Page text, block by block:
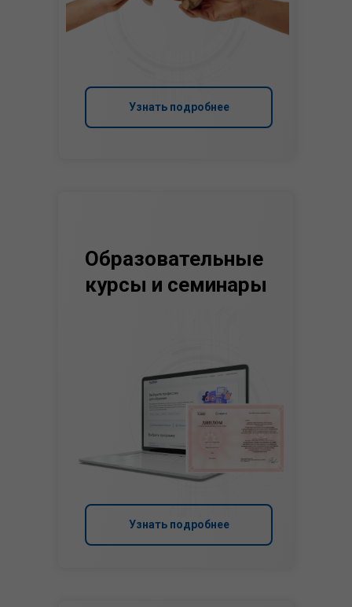
Узнать подробнее
Узнать подробнее
Образовательные
курсы и семинары